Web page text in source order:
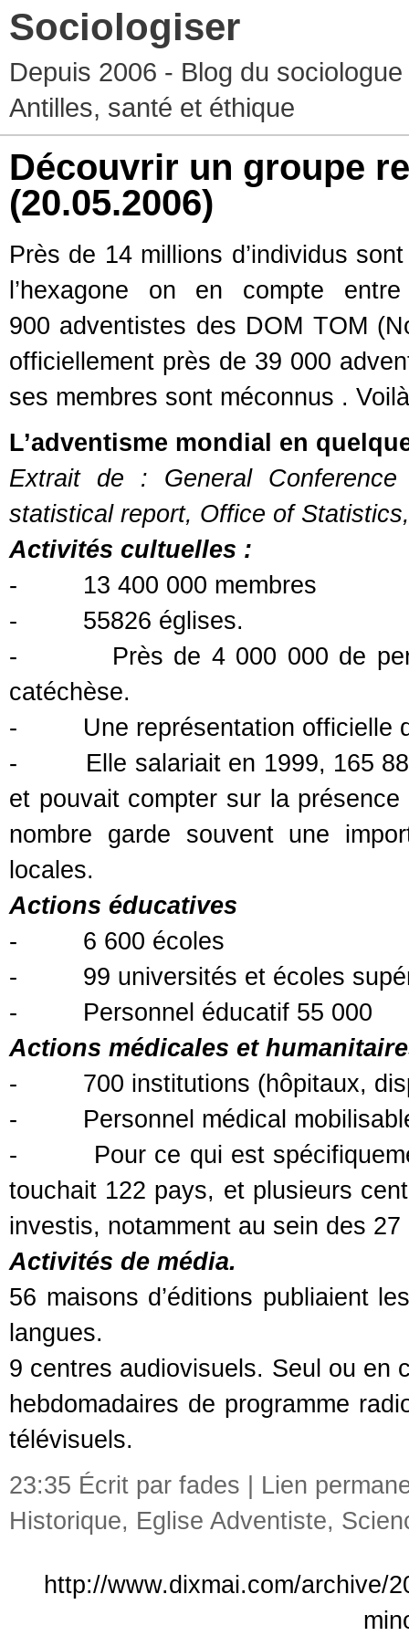
Sociologiser
Depuis 2006 - Blog du
Antilles, santé et éthique
Découvrir un groupe
(20.05.2006)
Près de 14 millions d’individus
l’hexagone on en compte
900 adventistes des DOM TOM
officiellement près de 39 000
ses membres sont méconnus .
L’adventisme mondial en
Extrait de : General
statistical report, Office of
Activités cultuelles :
- 13 400 000 membres
- 55826 églises.
- Près de 4 000 000 de
catéchèse.
- Une représentation officielle
- Elle salariait en 1999, 165
et pouvait compter sur la
nombre garde souvent une
locales.
Actions éducatives
- 6 600 écoles
- 99 universités et écoles
- Personnel éducatif 55 000
Actions médicales et
- 700 institutions (hôpitaux,
- Personnel médical
- Pour ce qui est
touchait 122 pays, et plusieurs
investis, notamment au sein des
Activités de média.
56 maisons d’éditions publiaient
langues.
9 centres audiovisuels. Seul ou en
hebdomadaires de programme
télévisuels.
23:35 Écrit par fades | Lien
Historique, Eglise Adventiste,
http://www.dixmai.com/archive/